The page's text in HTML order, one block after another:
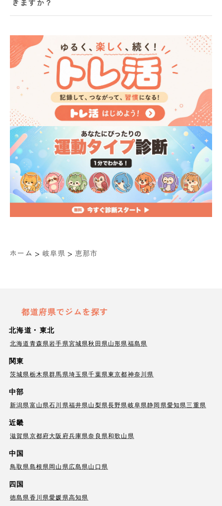
きますか？
ホーム > 岐阜県 > 恵那市
都道府県でジムを探す
北海道・東北
北海道青森県岩手県宮城県秋田県山形県福島県
関東
茨城県栃木県群馬県埼玉県千葉県東京都神奈川県
中部
新潟県富山県石川県福井県山梨県長野県岐阜県静岡県愛知県三重県
近畿
滋賀県京都府大阪府兵庫県奈良県和歌山県
中国
鳥取県島根県岡山県広島県山口県
四国
徳島県香川県愛媛県高知県